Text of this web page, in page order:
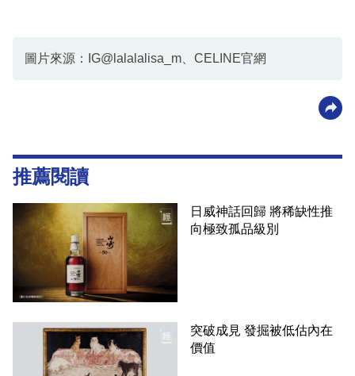
圖片來源：IG@lalalalisa_m、CELINE官網
推薦閱讀
日威神話回歸 將稀缺性推
向極致孤品級別
突破成見 發掘被低估內在
價值